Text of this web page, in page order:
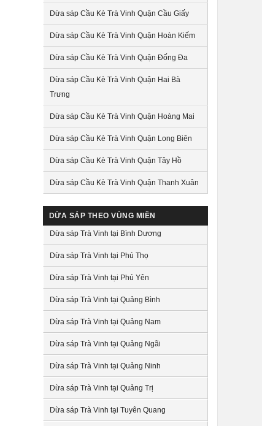
Dừa sáp Cầu Kè Trà Vinh Quận Cầu Giấy
Dừa sáp Cầu Kè Trà Vinh Quận Hoàn Kiếm
Dừa sáp Cầu Kè Trà Vinh Quận Đống Đa
Dừa sáp Cầu Kè Trà Vinh Quận Hai Bà
Trưng
Dừa sáp Cầu Kè Trà Vinh Quận Hoàng Mai
Dừa sáp Cầu Kè Trà Vinh Quận Long Biên
Dừa sáp Cầu Kè Trà Vinh Quận Tây Hồ
Dừa sáp Cầu Kè Trà Vinh Quận Thanh Xuân
DỪA SÁP THEO VÙNG MIỀN
Dừa sáp Trà Vinh tại Bình Dương
Dừa sáp Trà Vinh tại Phú Thọ
Dừa sáp Trà Vinh tại Phú Yên
Dừa sáp Trà Vinh tại Quảng Bình
Dừa sáp Trà Vinh tại Quảng Nam
Dừa sáp Trà Vinh tại Quảng Ngãi
Dừa sáp Trà Vinh tại Quảng Ninh
Dừa sáp Trà Vinh tại Quảng Trị
Dừa sáp Trà Vinh tại Tuyên Quang